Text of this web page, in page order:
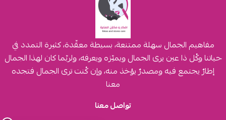
مفاهيم الجمال سهلة ممتنعة، بسيطة معقّدة، كثيرة التمدد في
حياتنا وكُل ذا عين يرى الجمال ويميّزه ويعرفه، ولربّما كان لهذا الجمال
إطارٌ يجتمع فيه ومصدرٌ يؤخذ منه، وإن كُنت ترى الجمال فتجده
معنا
تواصل معنا